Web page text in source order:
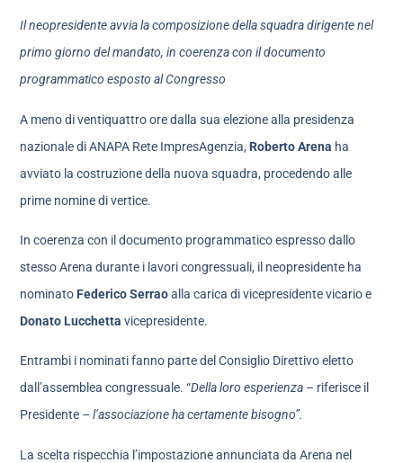
Il neopresidente avvia la composizione della squadra dirigente nel
primo giorno del mandato, in coerenza con il documento
programmatico esposto al Congresso
A meno di ventiquattro ore dalla sua elezione alla presidenza
nazionale di ANAPA Rete ImpresAgenzia, Roberto Arena ha
avviato la costruzione della nuova squadra, procedendo alle
prime nomine di vertice.
In coerenza con il documento programmatico espresso dallo
stesso Arena durante i lavori congressuali, il neopresidente ha
nominato Federico Serraoalla carica di vicepresidente vicario e
Donato Lucchetta vicepresidente.
Entrambi i nominati fanno parte del Consiglio Direttivo eletto
dall’assemblea congressuale. “Della loro esperienza – riferisce il
Presidente – l’associazione ha certamente bisogno”.
La scelta rispecchia l’impostazione annunciata da Arena nel